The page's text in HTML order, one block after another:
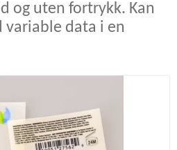
og uten fortrykk. Kan
variable data i en